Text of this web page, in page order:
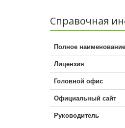
Справочная
Полное наименование
Лицензия
Головной офис
Официальный сайт
Руководитель